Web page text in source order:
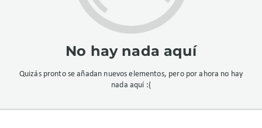
No hay nada aquí
Quizás pronto se añadan nuevos elementos, pero por ahora no hay
nada aquí :(